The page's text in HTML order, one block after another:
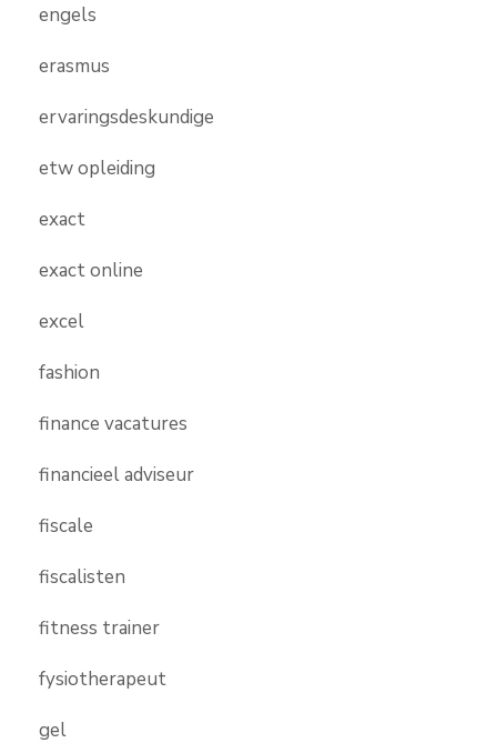
engels
erasmus
ervaringsdeskundige
etw opleiding
exact
exact online
excel
fashion
finance vacatures
financieel adviseur
fiscale
fiscalisten
fitness trainer
fysiotherapeut
gel